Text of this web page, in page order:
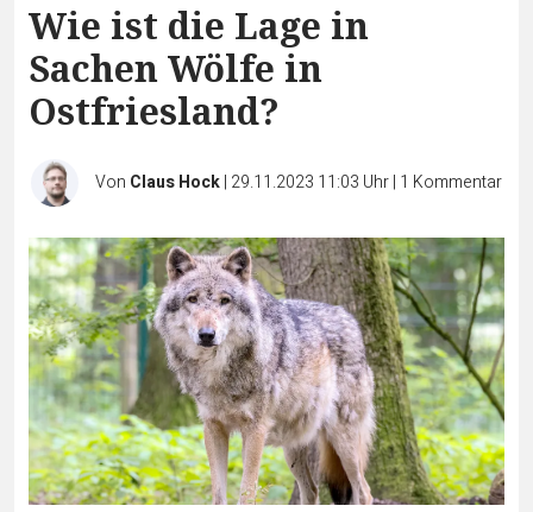
Wie ist die Lage in
Sachen Wölfe in
Ostfriesland?
Von Claus Hock| 29.11.2023 11:03 Uhr| 1 Kommentar